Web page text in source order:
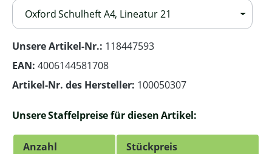
Oxford Schulheft A4, Lineatur 21
Unsere Artikel-Nr.: 118447593
EAN: 4006144581708
Artikel-Nr. des Hersteller: 100050307
Unsere Staffelpreise für diesen Artikel:
Anzahl Stückpreis